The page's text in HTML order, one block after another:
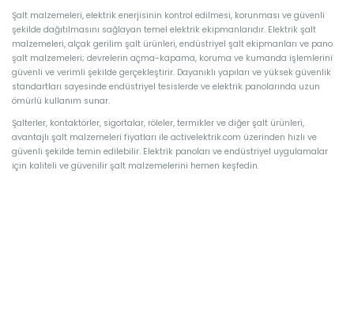
Şalt malzemeleri, elektrik enerjisinin kontrol edilmesi, korunması ve güvenli
şekilde dağıtılmasını sağlayan temel elektrik ekipmanlarıdır. Elektrik şalt
malzemeleri, alçak gerilim şalt ürünleri, endüstriyel şalt ekipmanları ve pano
şalt malzemeleri; devrelerin açma-kapama, koruma ve kumanda işlemlerini
güvenli ve verimli şekilde gerçekleştirir. Dayanıklı yapıları ve yüksek güvenlik
standartları sayesinde endüstriyel tesislerde ve elektrik panolarında uzun
ömürlü kullanım sunar.
Şalterler, kontaktörler, sigortalar, röleler, termikler ve diğer şalt ürünleri,
avantajlı şalt malzemeleri fiyatları ile activelektrik.com üzerinden hızlı ve
güvenli şekilde temin edilebilir. Elektrik panoları ve endüstriyel uygulamalar
için kaliteli ve güvenilir şalt malzemelerini hemen keşfedin.